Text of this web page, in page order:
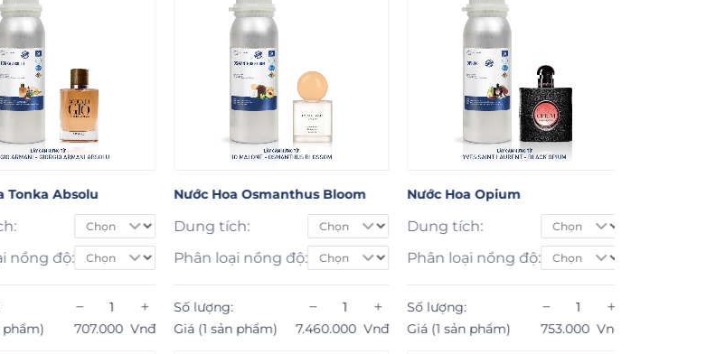
Vnđ
Nước Hoa Osmanthus Bloom
Dung tích:
Phân loại nồng độ:
Số lượng: −
Giá (1 sản phẩm) 7.460.000 Vnđ
Nước Hoa Opium
Dung tích:
Phân loại nồng độ:
Số lượng: −
Giá (1 sản phẩm) 753.000 Vnđ
Nước Hoa Solitude
Số lượng:
Giá (1 sản phẩm)
THÊM VÀO GIỎ HÀNG